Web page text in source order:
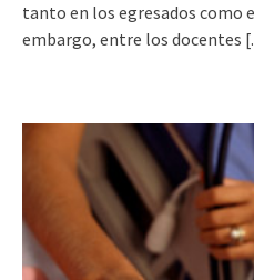
tanto en los egresados como
embargo, entre los docentes